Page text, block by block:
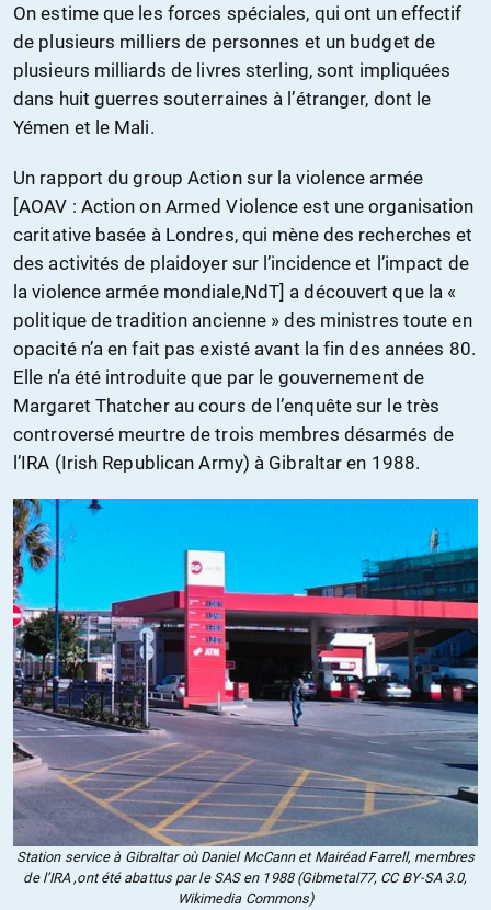
On estime que les forces spéciales, qui ont un effectif
de plusieurs milliers de personnes et un budget de
plusieurs milliards de livres sterling, sont impliquées
dans huit guerres souterraines à l’étranger, dont le
Yémen et le Mali.
Un rapport du group Action sur la violence armée
[AOAV : Action on Armed Violence est une organisation
caritative basée à Londres, qui mène des recherches et
des activités de plaidoyer sur l’incidence et l’impact de
la violence armée mondiale,NdT] a découvert que la «
politique de tradition ancienne » des ministres toute en
opacité n’a en fait pas existé avant la fin des années 80.
Elle n’a été introduite que par le gouvernement de
Margaret Thatcher au cours de l’enquête sur le très
controversé meurtre de trois membres désarmés de
l’IRA (Irish Republican Army) à Gibraltar en 1988.
Station service à Gibraltar où Daniel McCann et Mairéad Farrell, membres
de l’IRA ,ont été abattus par le SAS en 1988 (Gibmetal77, CC BY-SA 3.0,
Wikimedia Commons)